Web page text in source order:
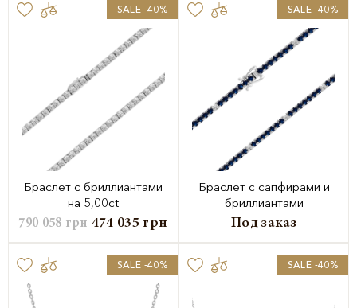
SALE -40%
Браслет с бриллиантами
на 5,00ct
790 058грн 474 035грн
SALE -40%
Браслет с сапфирами и
бриллиантами
Под заказ
SALE -40% SALE -40%